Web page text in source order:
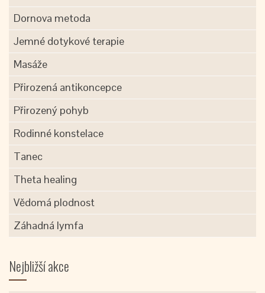
Dornova metoda
Jemné dotykové terapie
Masáže
Přirozená antikoncepce
Přirozený pohyb
Rodinné konstelace
Tanec
Theta healing
Vědomá plodnost
Záhadná lymfa
Nejbližší akce